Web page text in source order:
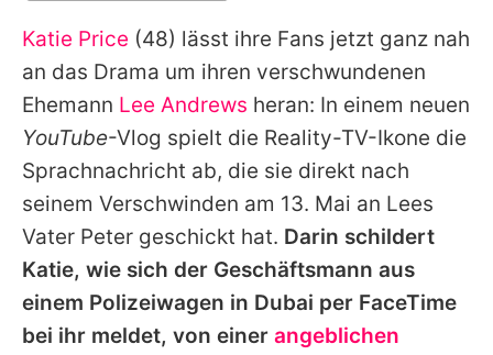
Alle Themen auf Promiflash
Jobs
App runterladen
Team
Redaktionelle Richtlinien
Impressum
Datenschutzerklärung
Katie Price (48) lässt ihre Fans jetzt ganz nah
an das Drama um ihren verschwundenen
Ehemann Lee Andrews heran: In einem neuen
YouTube-Vlog spielt die Reality-TV-Ikone die
Sprachnachricht ab, die sie direkt nach
seinem Verschwinden am 13. Mai an Lees
Vater Peter geschickt hat. Darin schildert
Katie, wie sich der Geschäftsmann aus
einem Polizeiwagen in Dubai per FaceTime
bei ihr meldet, von einer angeblichen